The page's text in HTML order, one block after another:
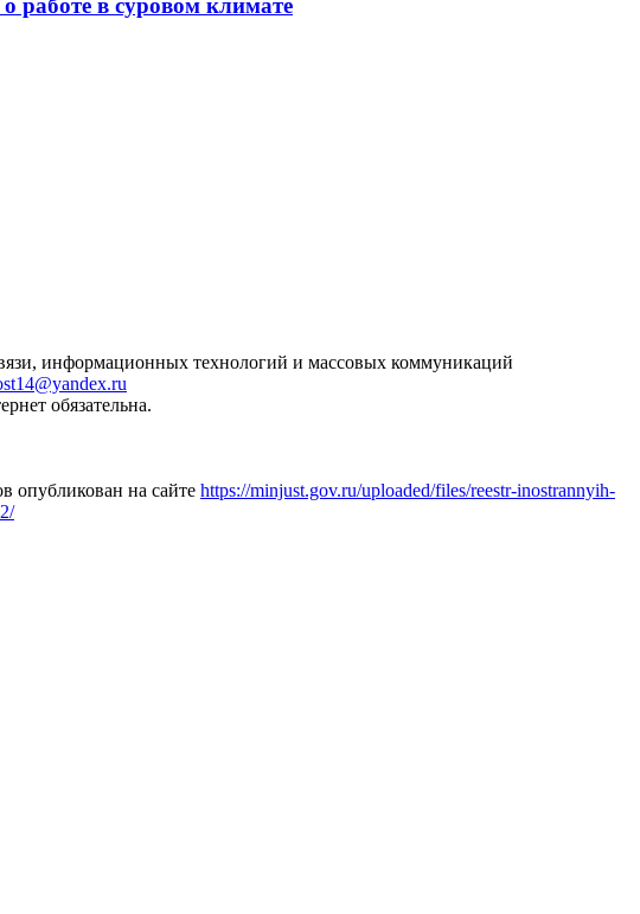
работе в суровом климате
информационных технологий и массовых коммуникаций
обязательна.
опубликован на сайте https://minjust.gov.ru/uploaded/files/reestr-inostrannyih-